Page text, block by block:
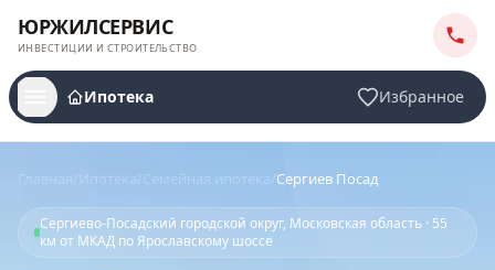
ЮРЖИЛСЕРВИС
ИНВЕСТИЦИИ И СТРОИТЕЛЬСТВО
Ипотека Избранное
Ипотека Семейная ипотека/Сергиев Посад
Сергиево-Посадский городской округ, Московская область · 55
км от МКАД по Ярославскому шоссе